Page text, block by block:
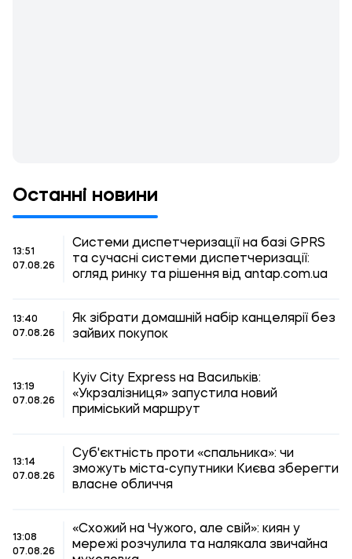
Останні новини
13:51
07.08.26
Системи диспетчеризації на базі GPRS
та сучасні системи диспетчеризації:
огляд ринку та рішення від antap.com.ua
13:40
07.08.26
Як зібрати домашній набір канцелярії без
зайвих покупок
13:19
07.08.26
Kyiv City Express на Васильків:
«Укрзалізниця» запустила новий
приміський маршрут
13:14
07.08.26
Суб'єктність проти «спальника»: чи
зможуть міста-супутники Києва зберегти
власне обличчя
13:08
07.08.26
«Схожий на Чужого, але свій»: киян у
мережі розчулила та налякала звичайна